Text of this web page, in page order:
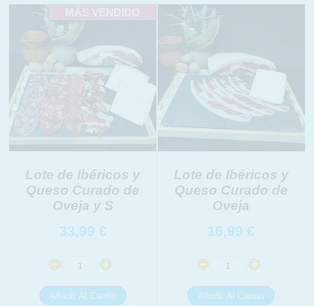
Lote de Ibéricos y
Queso Curado de
Oveja y S
33,99 €
MÁS VENDIDO
Lote de Ibéricos y
Queso Curado de
Oveja
16,99 €
INFORMACION SOBRE LA PROTECCIÓN DE TUS
DATOS
Responsable:
Finalidad:
Legitimación: